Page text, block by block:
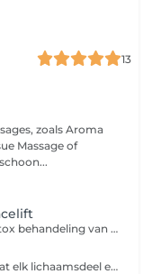
13
zoals Aroma
Massage of
Last van transpirerende oksels? Een botox behandeling van anti-transpiratie onder de oksels kan uitkomst bieden. Bij de behandeling worden meerdere prikjes per oksel gezet. De botox blokkeert de zenuwen die de zweetklieren aansturen waardoor je minder of geen zweet meer produceert.
Voetreflexologie gaat uit van het idee dat elk lichaamsdeel en orgaan in verbinding staat met een specifiek punt op de voeten. Het masseren van bepaalde drukpunten brengt het lichaam weer in balans en zorgt zo voor een algeheel gevoel van welzijn.